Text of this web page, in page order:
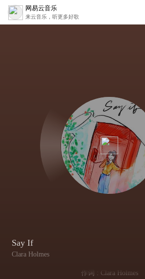
网易云音乐
来云音乐，听更多好歌
Say If
Clara Holmes
作词 : Clara Holmes